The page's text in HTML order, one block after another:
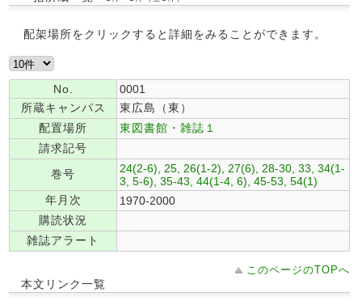
配架場所をクリックすると詳細をみることができます。
No.
0001
所蔵キャンパス
東広島（東）
配置場所
東図書館・雑誌１
請求記号
巻号
24(2-6), 25, 26(1-2), 27(6), 28-30, 33, 34(1-
3, 5-6), 35-43, 44(1-4, 6), 45-53, 54(1)
年月次
1970-2000
購読状況
雑誌アラート
このページのTOPへ
本文リンク一覧